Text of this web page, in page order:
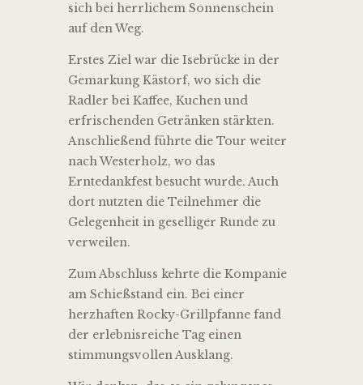
sich bei herrlichem Sonnenschein
auf den Weg.
Erstes Ziel war die Isebrücke in der
Gemarkung Kästorf, wo sich die
Radler bei Kaffee, Kuchen und
erfrischenden Getränken stärkten.
Anschließend führte die Tour weiter
nach Westerholz, wo das
Erntedankfest besucht wurde. Auch
dort nutzten die Teilnehmer die
Gelegenheit in geselliger Runde zu
verweilen.
Zum Abschluss kehrte die Kompanie
am Schießstand ein. Bei einer
herzhaften Rocky-Grillpfanne fand
der erlebnisreiche Tag einen
stimmungsvollen Ausklang.